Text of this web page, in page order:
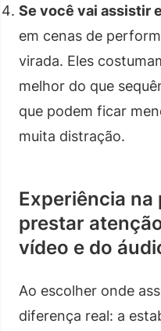
Se você vai assistir
em cenas de
virada. Eles
melhor do que
que podem ficar
muita distração.
Experiência
prestar
vídeo e do
Ao escolher onde
diferença real: a